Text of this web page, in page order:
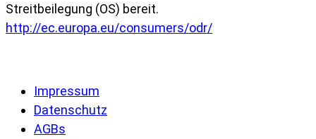
Streitbeilegung (OS) bereit.
http://ec.europa.eu/consumers/odr/
Impressum
Datenschutz
AGBs